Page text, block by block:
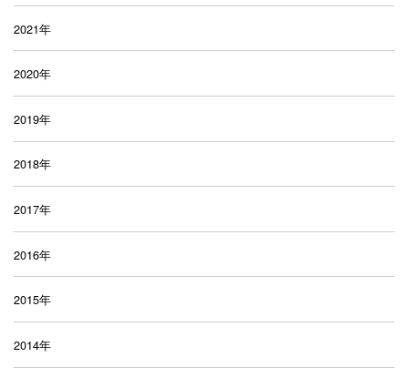
2021年
2020年
2019年
2018年
2017年
2016年
2015年
2014年